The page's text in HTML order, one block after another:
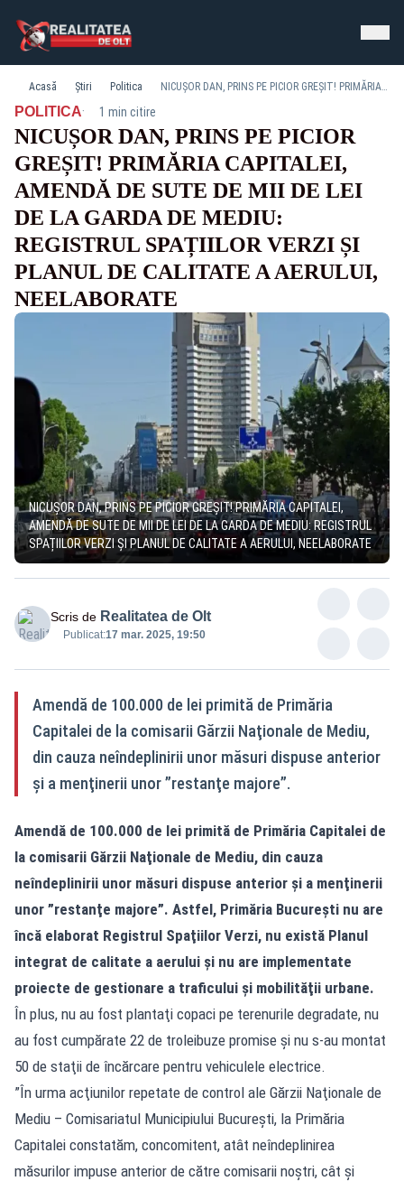
Acasă Știri Politica NICUȘOR DAN, PRINS PE PICIOR GREȘIT! PRIMĂRIA CAPITALEI, AMENDĂ DE SUTE DE MII DE LEI DE LA GARDA DE MEDIU: REGISTRUL SPAȚIILOR VERZI ȘI PLANUL DE CALITATE A AERULUI, NEELABORATE
POLITICA· 1 min citire
NICUȘOR DAN, PRINS PE PICIOR
GREȘIT! PRIMĂRIA CAPITALEI,
AMENDĂ DE SUTE DE MII DE LEI
DE LA GARDA DE MEDIU:
REGISTRUL SPAȚIILOR VERZI ȘI
PLANUL DE CALITATE A AERULUI,
NEELABORATE
NICUȘOR DAN, PRINS PE PICIOR GREȘIT! PRIMĂRIA CAPITALEI,
AMENDĂ DE SUTE DE MII DE LEI DE LA GARDA DE MEDIU: REGISTRUL
SPAȚIILOR VERZI ȘI PLANUL DE CALITATE A AERULUI, NEELABORATE
Scris de Realitatea de Olt
Publicat:17 mar. 2025, 19:50
Amendă de 100.000 de lei primită de Primăria
Capitalei de la comisarii Gărzii Naţionale de Mediu,
din cauza neîndeplinirii unor măsuri dispuse anterior
şi a menţinerii unor ”restanţe majore”.
Amendă de 100.000 de lei primită de Primăria Capitalei de
la comisarii Gărzii Naţionale de Mediu, din cauza
neîndeplinirii unor măsuri dispuse anterior şi a menţinerii
unor ”restanţe majore”. Astfel, Primăria Bucureşti nu are
încă elaborat Registrul Spaţiilor Verzi, nu există Planul
integrat de calitate a aerului şi nu are implementate
proiecte de gestionare a traficului şi mobilităţii urbane.
În plus, nu au fost plantaţi copaci pe terenurile degradate, nu
au fost cumpărate 22 de troleibuze promise şi nu s-au montat
50 de staţii de încărcare pentru vehiculele electrice.
”În urma acţiunilor repetate de control ale Gărzii Naţionale de
Mediu – Comisariatul Municipiului Bucureşti, la Primăria
Capitalei constatăm, concomitent, atât neîndeplinirea
măsurilor impuse anterior de către comisarii noştri, cât şi